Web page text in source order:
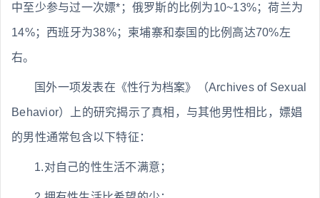
中至少参与过一次嫖*；俄罗斯的比例为10~13%；荷兰为
14%；西班牙为38%；柬埔寨和泰国的比例高达70%左
右。
国外一项发表在《性行为档案》（Archives of Sexual
Behavior）上的研究揭示了真相，与其他男性相比，嫖娼
的男性通常包含以下特征：
1.对自己的性生活不满意；